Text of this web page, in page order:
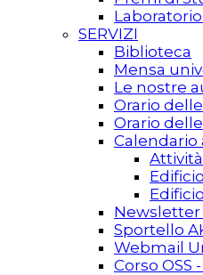
SERVIZI
Biblioteca
Mensa
Le nostre
Orario
Orario
Calendario
Sportello
Webmail
Corso OSS